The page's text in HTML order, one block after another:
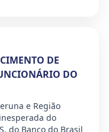
DE
DO
e Região
do
do Banco do Brasil